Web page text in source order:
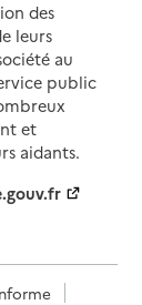
des
leurs
au
public
et
aidants.